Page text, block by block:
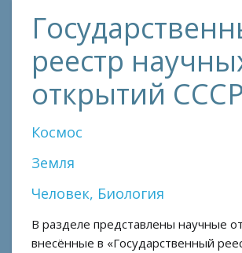
реестр
открытий СССР
Космос
Земная атмосфера и
Луна
Земля
Геофизика
Геохимия, рудообразование
минералогия
Человек, Биология
Биофизика, биохимия,
В разделе представлены научные
внесённые в «Государственный